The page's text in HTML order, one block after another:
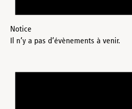
Notice
Il n’y a pas d’évènements à venir.